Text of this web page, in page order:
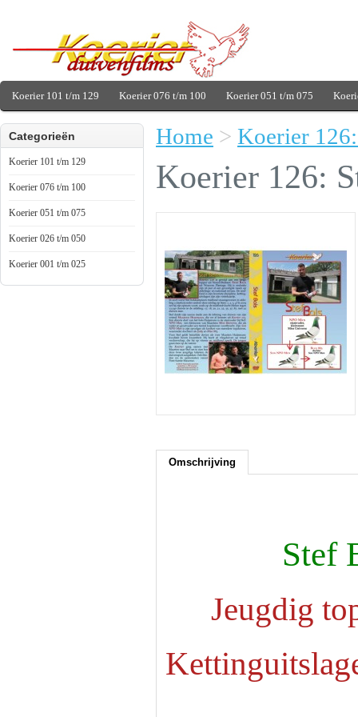
Koerier 101 t/m 129 Koerier 076 t/m 100 Koerier 051 t/m 075
Categorieën
Koerier 101 t/m 129
Koerier 076 t/m 100
Koerier 051 t/m 075
Koerier 026 t/m 050
Koerier 001 t/m 025
Home > Koerier
Koerier 126:
Omschrijving
Stef
Jeugdig